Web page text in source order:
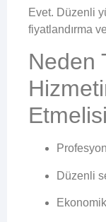
Evet. Düzenli
fiyatlandırma
Neden
Düzenli